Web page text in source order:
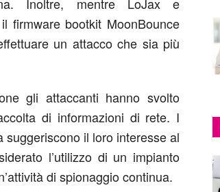
firmware bootkit MoonBounce
un attacco che sia più
gli attaccanti hanno svolto
di informazioni di rete. I
il loro interesse al
l’utilizzo di un impianto
di spionaggio continua.